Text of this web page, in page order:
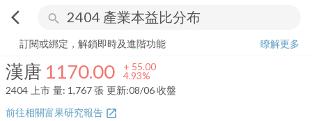
arrow_back_ios search
漢唐 1170.00 +4.93%
訂閱或綁定，解鎖即時及進階功能
瞭解更多
漢唐 1170.00 + 55.00
4.93%
2404 上市 量: 1,767張 更新:08/06 收盤
前往相關富果研究報告 open_in_new